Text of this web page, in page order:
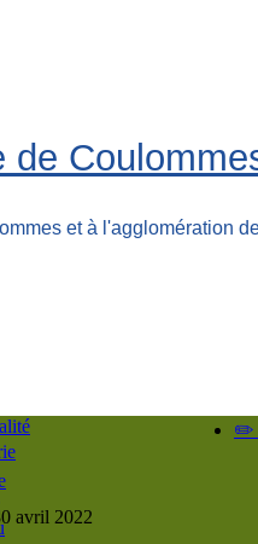
de
et à l'agglomération
✏️
avril 2022